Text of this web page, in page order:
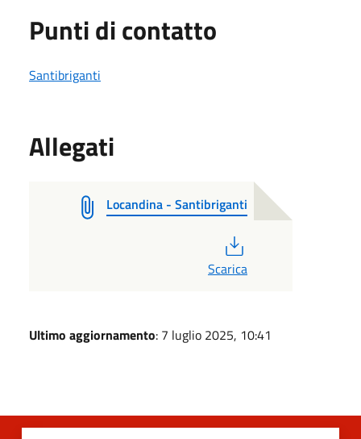
Punti di contatto
Santibriganti
Allegati
Locandina - Santibriganti
Scarica
Ultimo aggiornamento: 7 luglio 2025, 10:41